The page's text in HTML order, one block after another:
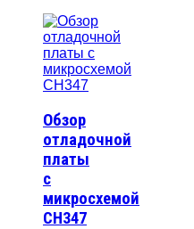
Обзор
отладочной
платы
с
микросхемой
CH347